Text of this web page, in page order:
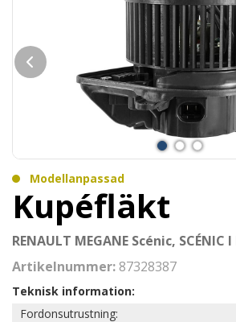
Modellanpassad
Kupéfläkt
RENAULT MEGANE Scénic,
Artikelnummer: 87328387
Teknisk information:
Fordonsutrustning: